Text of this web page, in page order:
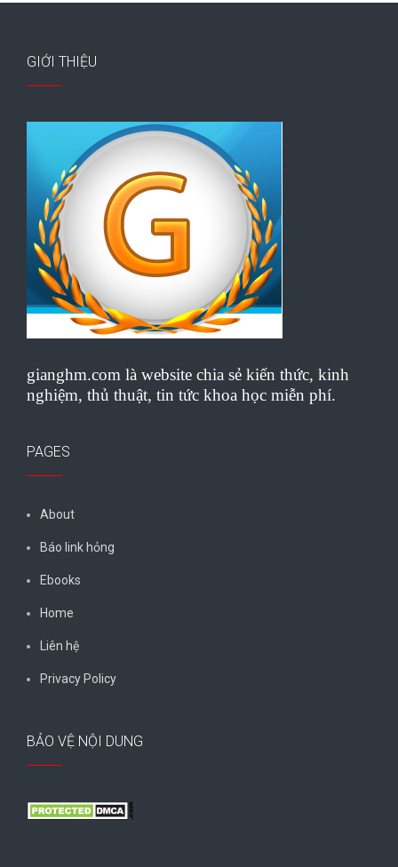
GIỚI THIỆU
gianghm.com là website chia sẻ kiến thức, kinh
nghiệm, thủ thuật, tin tức khoa học miễn phí.
PAGES
About
Báo link hỏng
Ebooks
Home
Liên hệ
Privacy Policy
BẢO VỆ NỘI DUNG